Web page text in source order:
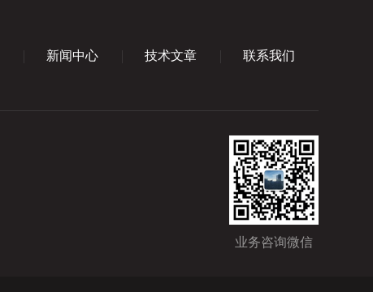
新闻中心 技术文章 联系我们
业务咨询微信